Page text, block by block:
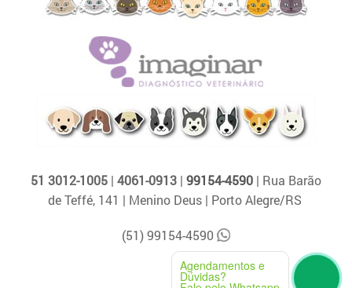
Agendamentos e
Dúvidas?
51 3012-1005 | 4061-0913 | 99154-4590 | Rua Barão
de Teffé, 141 | Menino Deus | Porto Alegre/RS
(51) 99154-4590